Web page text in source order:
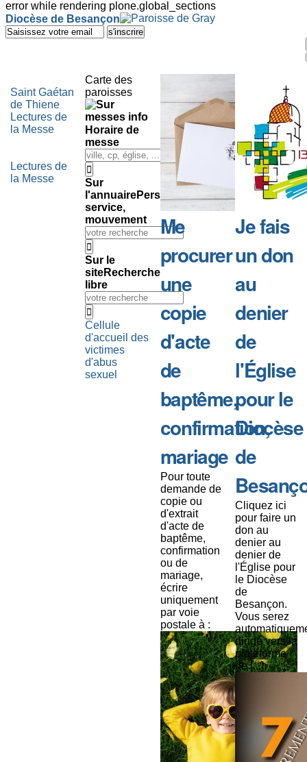
error while rendering plone.global_sections
Outils
personnels
Diocèse de Besançon
Aller
au
à
la
navigation
Saint Gaétan
de Thiene
Lectures de
la Messe
Lectures de
la Messe
Carte des
paroisses
Horaire de
messe
Sur
l'annuairePersonne,
service,
mouvement
Sur le
siteRecherche
libre
Cellule
d'accueil des
victimes
d'abus
sexuel
Me
procurer
une
copie
d'acte
de
baptême,
confirmation,
mariage
Pour toute
demande de
copie ou
d'extrait
d'acte de
baptême,
confirmation
ou de
mariage,
écrire
uniquement
par voie
postale à :
Je fais
un don
au
denier
de
l'Église
pour le
Diocèse
de
Cliquez ici
pour faire un
don au
denier au
denier de
l'Église pour
le Diocèse
de
Besançon.
Vous serez
dirigé vers la
plateforme
de [...]